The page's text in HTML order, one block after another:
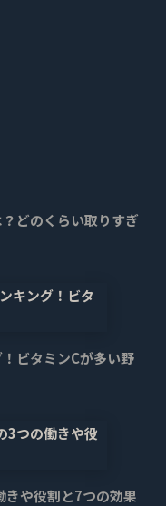
どのくらい取りすぎ
ビタミンCが多い野
きや役割と7つの効果